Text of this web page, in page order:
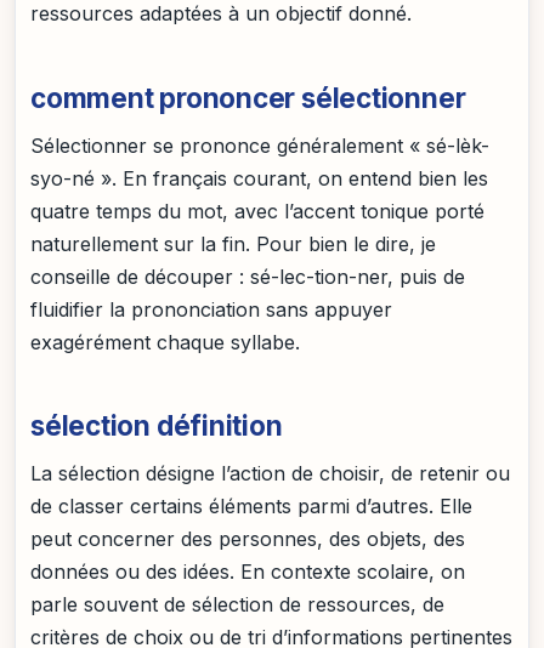
ressources adaptées à un objectif donné.
comment prononcer sélectionner
Sélectionner se prononce généralement « sé-lèk-
syo-né ». En français courant, on entend bien les
quatre temps du mot, avec l’accent tonique porté
naturellement sur la fin. Pour bien le dire, je
conseille de découper : sé-lec-tion-ner, puis de
fluidifier la prononciation sans appuyer
exagérément chaque syllabe.
sélection définition
La sélection désigne l’action de choisir, de retenir ou
de classer certains éléments parmi d’autres. Elle
peut concerner des personnes, des objets, des
données ou des idées. En contexte scolaire, on
parle souvent de sélection de ressources, de
critères de choix ou de tri d’informations pertinentes